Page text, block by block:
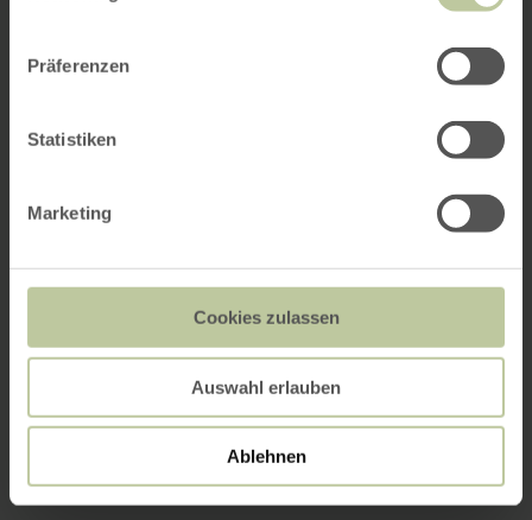
Präferenzen
Statistiken
Marketing
Cookies zulassen
Auswahl erlauben
Ablehnen